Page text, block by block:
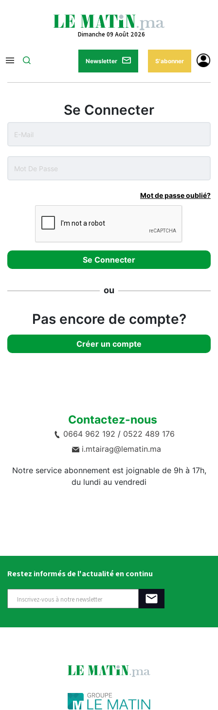
Dimanche 09 Août 2026
Newsletter S'abonner
Se Connecter
Mot de passe oublié?
ou
Pas encore de compte?
Créer un compte
Contactez-nous
0664 962 192 / 0522 489 176
i.mtairag@lematin.ma
Notre service abonnement est joignable de 9h à 17h,
du lundi au vendredi
Restez informés de l'actualité en continu